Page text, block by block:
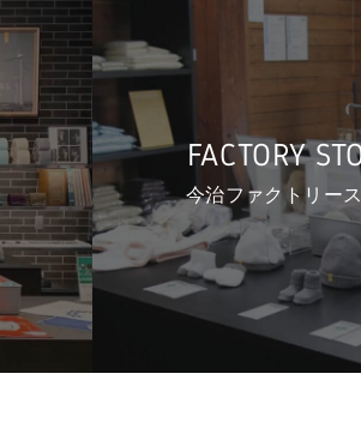
FACTORY
今治ファクトリー